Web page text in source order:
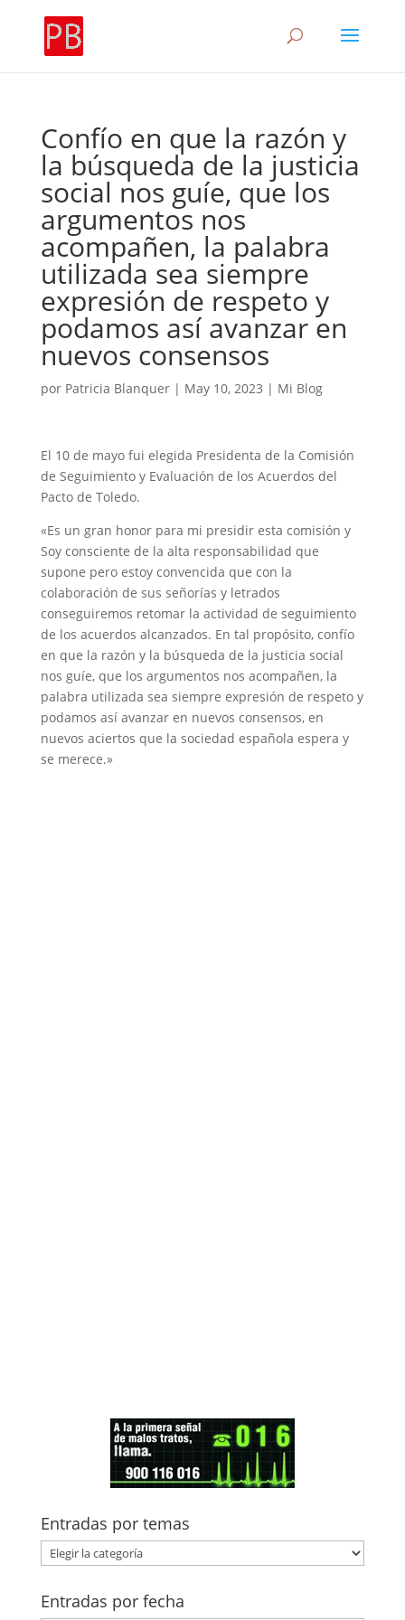
Confío en que la razón y
la búsqueda de la justicia
social nos guíe, que los
argumentos nos
acompañen, la palabra
utilizada sea siempre
expresión de respeto y
podamos así avanzar en
nuevos consensos
por Patricia Blanquer| May 10, 2023 | Mi Blog
El 10 de mayo fui elegida Presidenta de la Comisión
de Seguimiento y Evaluación de los Acuerdos del
Pacto de Toledo.
«Es un gran honor para mi presidir esta comisión y
Soy consciente de la alta responsabilidad que
supone pero estoy convencida que con la
colaboración de sus señorías y letrados
conseguiremos retomar la actividad de seguimiento
de los acuerdos alcanzados. En tal propósito, confío
en que la razón y la búsqueda de la justicia social
nos guíe, que los argumentos nos acompañen, la
palabra utilizada sea siempre expresión de respeto y
podamos así avanzar en nuevos consensos, en
nuevos aciertos que la sociedad española espera y
se merece.»
Entradas por temas
Entradas
por
temas
Entradas por fecha